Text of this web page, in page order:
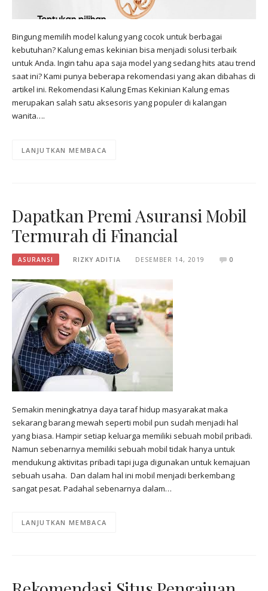
Bingung memilih model kalung yang cocok untuk berbagai
kebutuhan? Kalung emas kekinian bisa menjadi solusi terbaik
untuk Anda. Ingin tahu apa saja model yang sedang hits atau trend
saat ini? Kami punya beberapa rekomendasi yang akan dibahas di
artikel ini. Rekomendasi Kalung Emas Kekinian Kalung emas
merupakan salah satu aksesoris yang populer di kalangan
wanita….
LANJUTKAN MEMBACA
Dapatkan Premi Asuransi Mobil
Termurah di Financial
ASURANSI RIZKY ADITIA DESEMBER 14, 2019 0
Semakin meningkatnya daya taraf hidup masyarakat maka
sekarang barang mewah seperti mobil pun sudah menjadi hal
yang biasa. Hampir setiap keluarga memiliki sebuah mobil pribadi.
Namun sebenarnya memiliki sebuah mobil tidak hanya untuk
mendukung aktivitas pribadi tapi juga digunakan untuk kemajuan
sebuah usaha. Dan dalam hal ini mobil menjadi berkembang
sangat pesat. Padahal sebenarnya dalam…
LANJUTKAN MEMBACA